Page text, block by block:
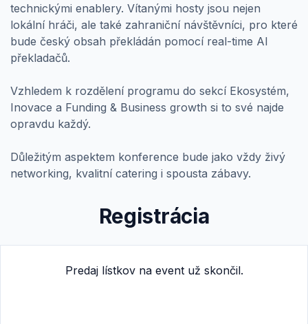
technickými enablery. Vítanými hosty jsou nejen
lokální hráči, ale také zahraniční návštěvníci, pro které
bude český obsah překládán pomocí real-time AI
překladačů.
Vzhledem k rozdělení programu do sekcí Ekosystém,
Inovace a Funding & Business growth si to své najde
opravdu každý.
Důležitým aspektem konference bude jako vždy živý
networking, kvalitní catering i spousta zábavy.
Registrácia
Predaj lístkov na event už skončil.